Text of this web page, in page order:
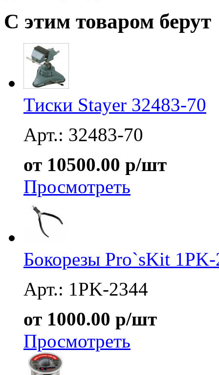
С этим товаром берут
Тиски Stayer 32483-70
Арт.: 32483-70
от 10500.00 р/шт
Просмотреть
Бокорезы Pro`sKit
Арт.: 1PK-2344
от 1000.00 р/шт
Просмотреть